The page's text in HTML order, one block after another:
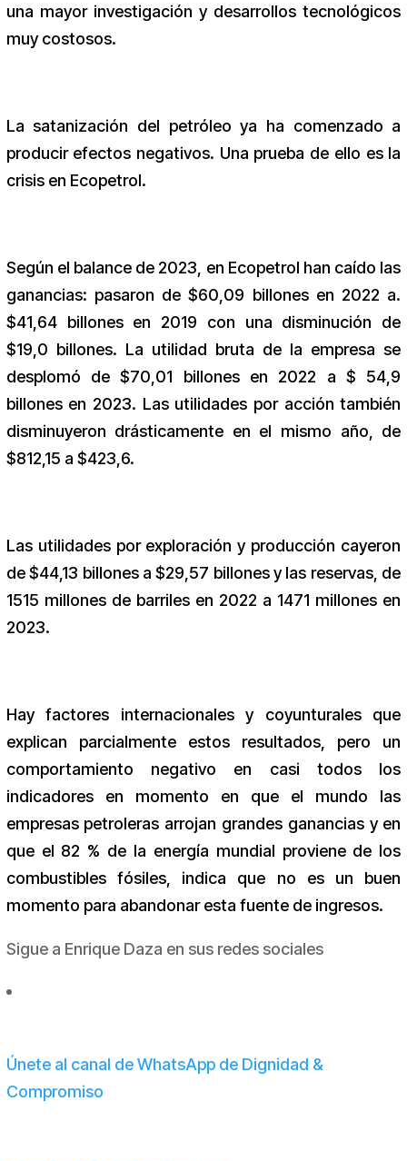
una mayor investigación y desarrollos tecnológicos
muy costosos.
La satanización del petróleo ya ha comenzado a
producir efectos negativos. Una prueba de ello es la
crisis en Ecopetrol.
Según el balance de 2023, en Ecopetrol han caído las
ganancias: pasaron de $60,09 billones en 2022 a.
$41,64 billones en 2019 con una disminución de
$19,0 billones. La utilidad bruta de la empresa se
desplomó de $70,01 billones en 2022 a $ 54,9
billones en 2023. Las utilidades por acción también
disminuyeron drásticamente en el mismo año, de
$812,15 a $423,6.
Las utilidades por exploración y producción cayeron
de $44,13 billones a $29,57 billones y las reservas, de
1515 millones de barriles en 2022 a 1471 millones en
2023.
Hay factores internacionales y coyunturales que
explican parcialmente estos resultados, pero un
comportamiento negativo en casi todos los
indicadores en momento en que el mundo las
empresas petroleras arrojan grandes ganancias y en
que el 82 % de la energía mundial proviene de los
combustibles fósiles, indica que no es un buen
momento para abandonar esta fuente de ingresos.
Sigue a Enrique Daza en sus redes sociales
Únete al canal de WhatsApp de Dignidad &
Compromiso